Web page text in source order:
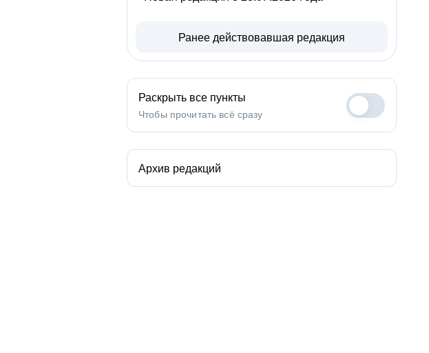
Ранее действовавшая редакция
Раскрыть все пункты
Чтобы прочитать всё сразу
Архив редакций